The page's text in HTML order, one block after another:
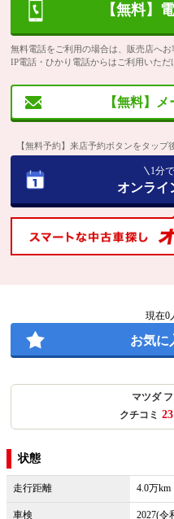
【無料】
無料電話をご利用の場合は、販売店へお
IP電話・ひかり電話からはご利用いただ
【無料】
【無料予約】来店予約ボタンをタッ
1分
オンライ
現在0
お気に
マツダ
クチコミ 23
状態
走行距離 4.0万km
車検 2027(令